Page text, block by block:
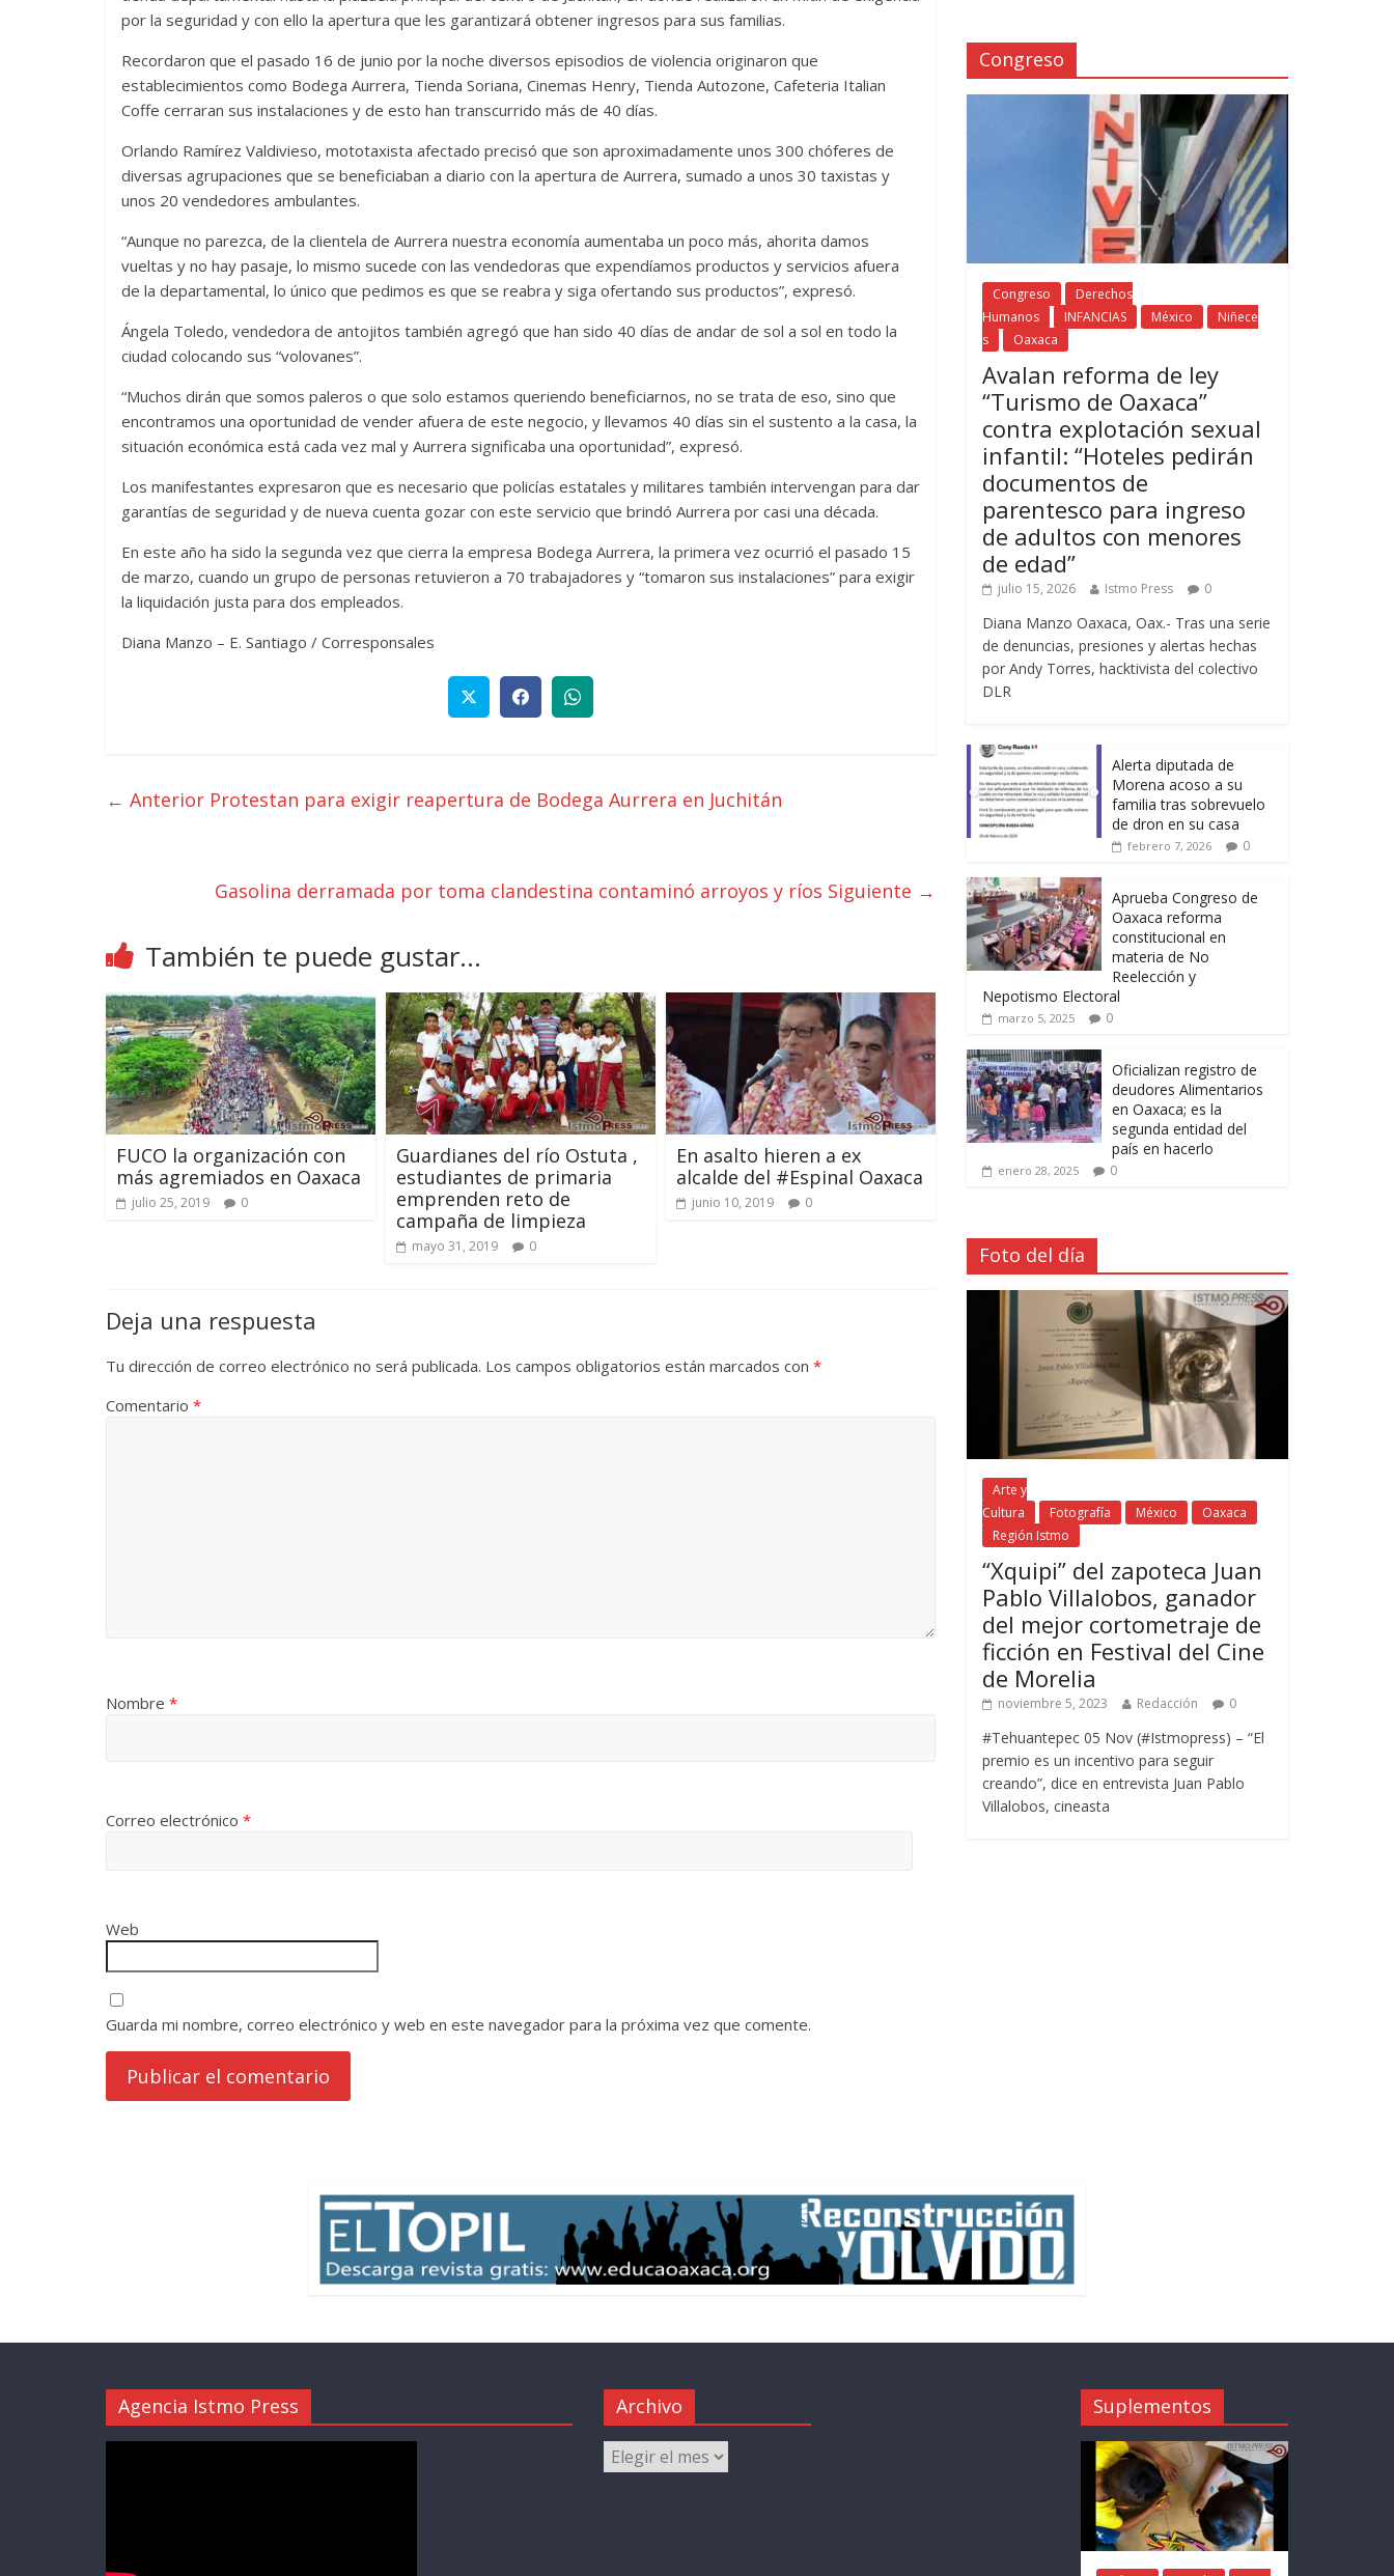
por la seguridad y con ello la apertura que les garantizará obtener ingresos para sus familias.
Recordaron que el pasado 16 de junio por la noche diversos episodios de violencia originaron que
establecimientos como Bodega Aurrera, Tienda Soriana, Cinemas Henry, Tienda Autozone, Cafeteria Italian
Coffe cerraran sus instalaciones y de esto han transcurrido más de 40 días.
Orlando Ramírez Valdivieso, mototaxista afectado precisó que son aproximadamente unos 300 chóferes de
diversas agrupaciones que se beneficiaban a diario con la apertura de Aurrera, sumado a unos 30 taxistas y
unos 20 vendedores ambulantes.
“Aunque no parezca, de la clientela de Aurrera nuestra economía aumentaba un poco más, ahorita damos
vueltas y no hay pasaje, lo mismo sucede con las vendedoras que expendíamos productos y servicios afuera
de la departamental, lo único que pedimos es que se reabra y siga ofertando sus productos”, expresó.
Ángela Toledo, vendedora de antojitos también agregó que han sido 40 días de andar de sol a sol en todo la
ciudad colocando sus “volovanes”.
“Muchos dirán que somos paleros o que solo estamos queriendo beneficiarnos, no se trata de eso, sino que
encontramos una oportunidad de vender afuera de este negocio, y llevamos 40 días sin el sustento a la casa, la
situación económica está cada vez mal y Aurrera significaba una oportunidad”, expresó.
Los manifestantes expresaron que es necesario que policías estatales y militares también intervengan para dar
garantías de seguridad y de nueva cuenta gozar con este servicio que brindó Aurrera por casi una década.
En este año ha sido la segunda vez que cierra la empresa Bodega Aurrera, la primera vez ocurrió el pasado 15
de marzo, cuando un grupo de personas retuvieron a 70 trabajadores y “tomaron sus instalaciones” para exigir
la liquidación justa para dos empleados.
Diana Manzo – E. Santiago / Corresponsales
← Anterior Protestan para exigir reapertura de Bodega Aurrera en Juchitán
Gasolina derramada por toma clandestina contaminó arroyos y ríos Siguiente →
También te puede gustar...
FUCO la organización con
más agremiados en Oaxaca
julio 25, 2019 0
Guardianes del río Ostuta ,
estudiantes de primaria
emprenden reto de
campaña de limpieza
mayo 31, 2019 0
En asalto hieren a ex
alcalde del #Espinal Oaxaca
junio 10, 2019 0
Deja una respuesta
Tu dirección de correo electrónico no será publicada. Los campos obligatorios están marcados con *
Comentario *
Nombre *
Correo electrónico *
Web
Guarda mi nombre, correo electrónico y web en este navegador para la próxima vez que comente.
Congreso
Congreso
Derechos
Humanos
INFANCIAS México
Niñece
s
Oaxaca
Avalan reforma de ley
“Turismo de Oaxaca”
contra explotación sexual
infantil: “Hoteles pedirán
documentos de
parentesco para ingreso
de adultos con menores
de edad”
julio 15, 2026 Istmo Press 0
Diana Manzo Oaxaca, Oax.- Tras una serie
de denuncias, presiones y alertas hechas
por Andy Torres, hacktivista del colectivo
DLR
Alerta diputada de
Morena acoso a su
familia tras sobrevuelo
de dron en su casa
febrero 7, 2026 0
Aprueba Congreso de
Oaxaca reforma
constitucional en
materia de No
Reelección y
Nepotismo Electoral
marzo 5, 2025 0
Oficializan registro de
deudores Alimentarios
en Oaxaca; es la
segunda entidad del
país en hacerlo
enero 28, 2025 0
Foto del día
Arte y
Cultura
Fotografía México
Oaxaca
Región Istmo
“Xquipi” del zapoteca Juan
Pablo Villalobos, ganador
del mejor cortometraje de
ficción en Festival del Cine
de Morelia
noviembre 5, 2023 Redacción 0
#Tehuantepec 05 Nov (#Istmopress) – “El
premio es un incentivo para seguir
creando”, dice en entrevista Juan Pablo
Villalobos, cineasta
Agencia Istmo Press Archivo Suplementos